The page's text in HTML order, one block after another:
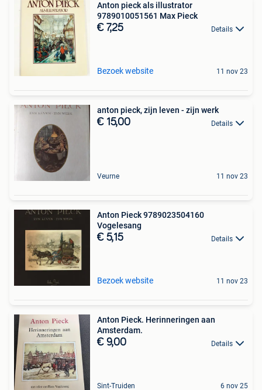
Anton pieck als illustrator
9789010051561 Max Pieck
€ 7,25 Details
Bezoek website 11 nov 23
anton pieck, zijn leven - zijn werk
€ 15,00 Details
Veurne 11 nov 23
Anton Pieck 9789023504160
Vogelesang
€ 5,15 Details
Bezoek website 11 nov 23
Anton Pieck. Herinneringen aan
Amsterdam.
€ 9,00 Details
Sint-Truiden 6 nov 25